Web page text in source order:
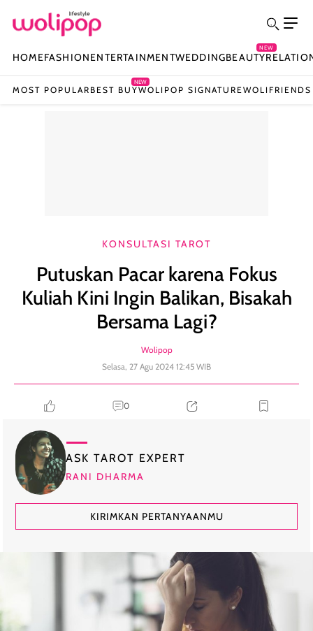
HOMEFASHIONENTERTAINMENTWEDDINGBEAUTY
NEW
MOST POPULAR BEST BUY
NEW
WOLIPOP SIGNATUREWOLIFRIENDS
KONSULTASI TAROT
Putuskan Pacar karena Fokus
Kuliah Kini Ingin Balikan, Bisakah
Bersama Lagi?
Wolipop
Selasa, 27 Agu 2024 12:45 WIB
0
ASK TAROT EXPERT
RANI DHARMA
KIRIMKAN PERTANYAANMU